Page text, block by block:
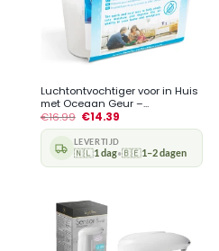
Luchtontvochtiger voor in Huis
met Oceaan Geur –...
€16.99 €14.39
LEVERTIJD
🇳🇱1 dag•🇧🇪1–2 dagen